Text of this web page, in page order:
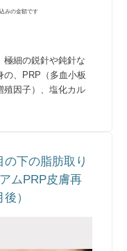
みの金額です
極細の鋭針や鈍針な
の、PRP（多血小板
殖因子）、塩化カル
の下の脂肪取り
ムPRP皮膚再
）